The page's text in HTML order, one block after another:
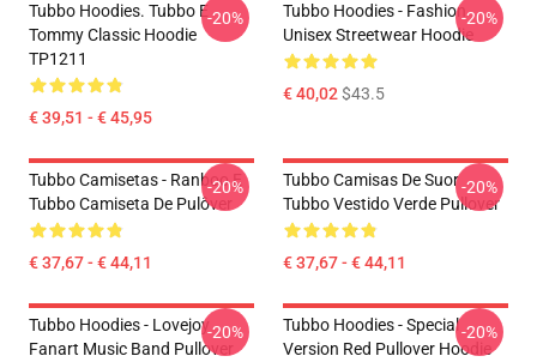
Tubbo Hoodies. Tubbo E
Tommy Classic Hoodie
TP1211
€ 39,51 - € 45,95
-20%
Tubbo Hoodies - Fashion
Unisex Streetwear Hoodie
€ 40,02$43.5
-20%
Tubbo Camisetas - Ranboo E
Tubbo Camiseta De Pulôver
€ 37,67 - € 44,11
-20%
Tubbo Camisas De Suor
Tubbo Vestido Verde Pullover
€ 37,67 - € 44,11
-20%
Tubbo Hoodies - Lovejoy
Fanart Music Band Pullover
-20%
Tubbo Hoodies - Special
Version Red Pullover Hoodie
-20%